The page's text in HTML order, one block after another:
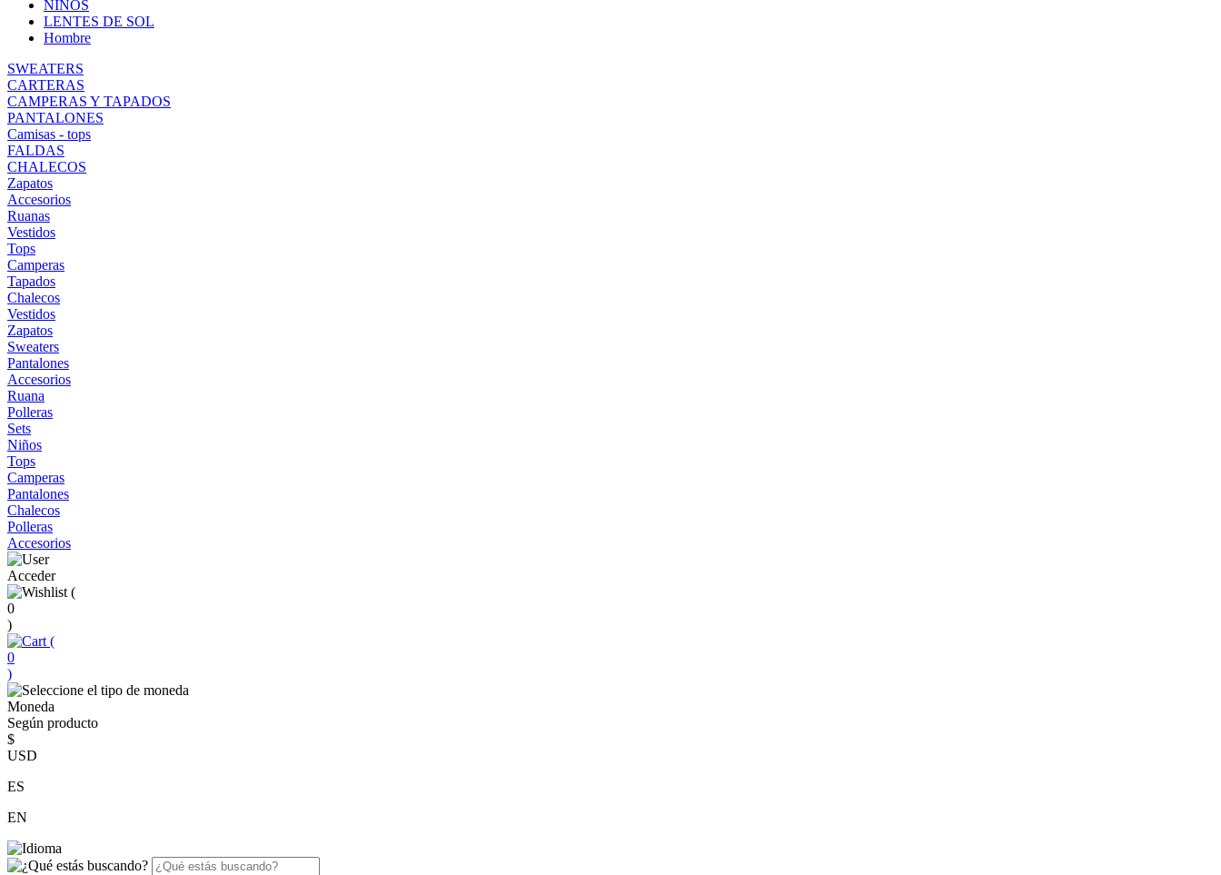
NIÑOS
LENTES DE SOL
Hombre
SWEATERS
CARTERAS
CAMPERAS Y TAPADOS
PANTALONES
Camisas - tops
FALDAS
CHALECOS
Zapatos
Accesorios
Ruanas
Vestidos
Tops
Camperas
Tapados
Chalecos
Vestidos
Zapatos
Sweaters
Pantalones
Accesorios
Ruana
Polleras
Sets
Niños
Tops
Camperas
Pantalones
Chalecos
Polleras
Accesorios
Acceder
(
0
)
(
0
)
Moneda
Según producto
$
USD
ES
EN